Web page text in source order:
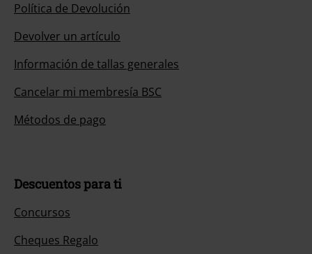
Política de Devolución
Devolver un artículo
Información de tallas generales
Cancelar mi membresía BSC
Métodos de pago
Descuentos para ti
Concursos
Cheques Regalo